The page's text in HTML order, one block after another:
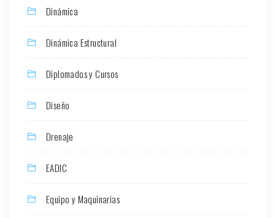
Dinámica
Dinámica Estructural
Diplomados y Cursos
Diseño
Drenaje
EADIC
Equipo y Maquinarias